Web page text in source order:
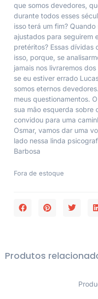
que somos devedores,
durante todos esses
isso terá um fim?
ajustados para seguirem
pretéritos? Essas dívidas
isso, porque, se
jamais nos livraremos
se eu estiver errado
somos eternos
meus questionamentos.
sua mão esquerda sobre
convidou para uma
Osmar, vamos dar uma
lado nessa linda
Barbosa
Fora de estoque
Produtos